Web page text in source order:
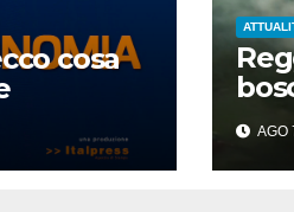
cosa
AGO